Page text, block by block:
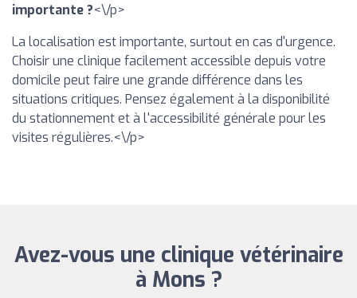
importante ?<\/p>
La localisation est importante, surtout en cas d'urgence.
Choisir une clinique facilement accessible depuis votre
domicile peut faire une grande différence dans les
situations critiques. Pensez également à la disponibilité
du stationnement et à l'accessibilité générale pour les
visites régulières.<\/p>
Avez-vous une clinique vétérinaire
à Mons ?